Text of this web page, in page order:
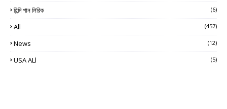
হিন্দি গান লিরিক (6)
All (457)
News (12)
USA ALl (5)